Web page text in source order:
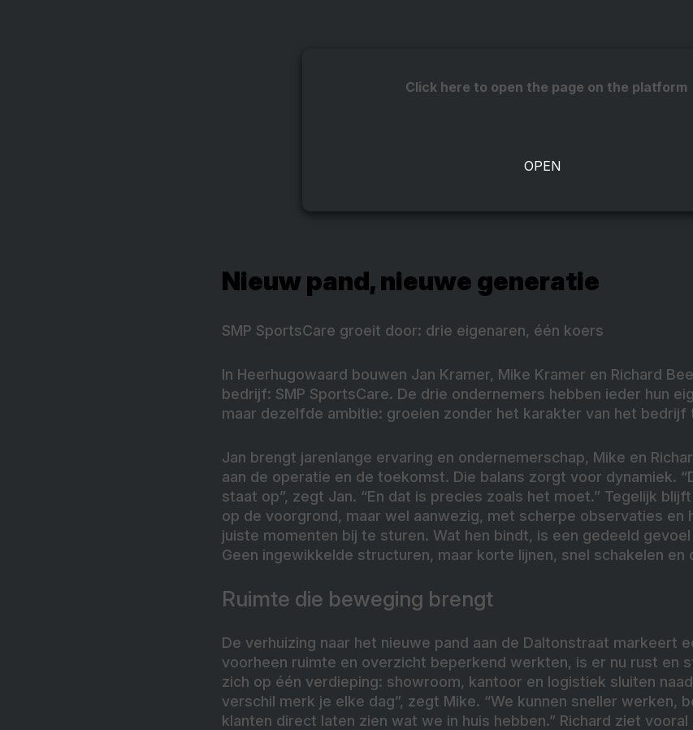
Click here to open the page on the platform
Nieuw pand, nieuwe generatie
SMP SportsCare groeit door: drie eigenaren, één koers
In Heerhugowaard bouwen Jan Kramer, Mike Kramer en Richard
bedrijf: SMP SportsCare. De drie ondernemers hebben ieder hun
maar dezelfde ambitie: groeien zonder het karakter van het bedrijf
Jan brengt jarenlange ervaring en ondernemerschap, Mike en
aan de operatie en de toekomst. Die balans zorgt voor dynamiek.
staat op”, zegt Jan. “En dat is precies zoals het moet.” Tegelijk
op de voorgrond, maar wel aanwezig, met scherpe observaties en
juiste momenten bij te sturen. Wat hen bindt, is een gedeeld
Geen ingewikkelde structuren, maar korte lijnen, snel schakelen en
Ruimte die beweging brengt
De verhuizing naar het nieuwe pand aan de Daltonstraat markeert
voorheen ruimte en overzicht beperkend werkten, is er nu rust en
zich op één verdieping: showroom, kantoor en logistiek sluiten
verschil merk je elke dag”, zegt Mike. “We kunnen sneller werken,
klanten direct laten zien wat we in huis hebben.” Richard ziet